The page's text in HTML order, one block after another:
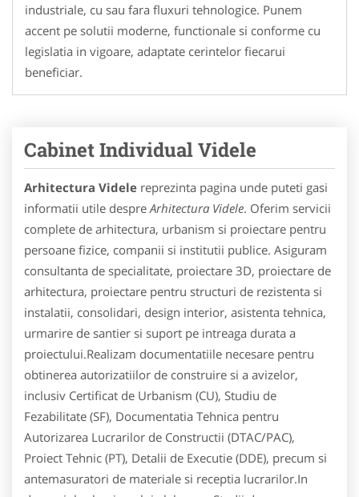
industriale, cu sau fara fluxuri tehnologice. Punem
accent pe solutii moderne, functionale si conforme cu
legislatia in vigoare, adaptate cerintelor fiecarui
beneficiar.
Cabinet Individual Videle
Arhitectura Videle reprezinta pagina unde puteti gasi
informatii utile despre Arhitectura Videle. Oferim servicii
complete de arhitectura, urbanism si proiectare pentru
persoane fizice, companii si institutii publice. Asiguram
consultanta de specialitate, proiectare 3D, proiectare de
arhitectura, proiectare pentru structuri de rezistenta si
instalatii, consolidari, design interior, asistenta tehnica,
urmarire de santier si suport pe intreaga durata a
proiectului.Realizam documentatiile necesare pentru
obtinerea autorizatiilor de construire si a avizelor,
inclusiv Certificat de Urbanism (CU), Studiu de
Fezabilitate (SF), Documentatia Tehnica pentru
Autorizarea Lucrarilor de Constructii (DTAC/PAC),
Proiect Tehnic (PT), Detalii de Executie (DDE), precum si
antemasuratori de materiale si receptia lucrarilor.In